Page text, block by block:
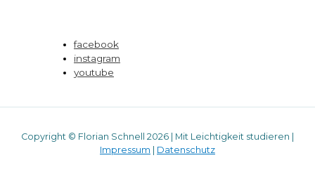
facebook
instagram
youtube
Copyright © Florian Schnell 2026 | Mit Leichtigkeit studieren |
Impressum
Datenschutz